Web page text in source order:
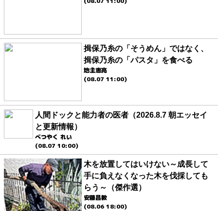
揖保乃糸の「そうめん」ではなく、
揖保乃糸の「パスタ」を食べる
地主恵亮
(08.07 11:00)
人間ドックと能力者の医者（2026.8.7 朝エッセイ
と更新情報）
べつやく れい
(08.07 10:00)
木を放置してはいけない～成長して
手に負えなくなった木を伐採しても
らう～（傑作選）
安藤昌教
(08.06 18:00)